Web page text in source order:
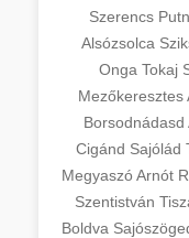
Szerencs
Alsózsolca
Onga Tokaj
Mezőkeresztes
Borsodnádasd
Cigánd Sajólád
MegyaszóArnót
Szentistván
Boldva